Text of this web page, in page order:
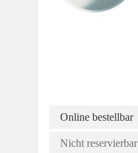
Online bestellbar
Nicht reservierbar